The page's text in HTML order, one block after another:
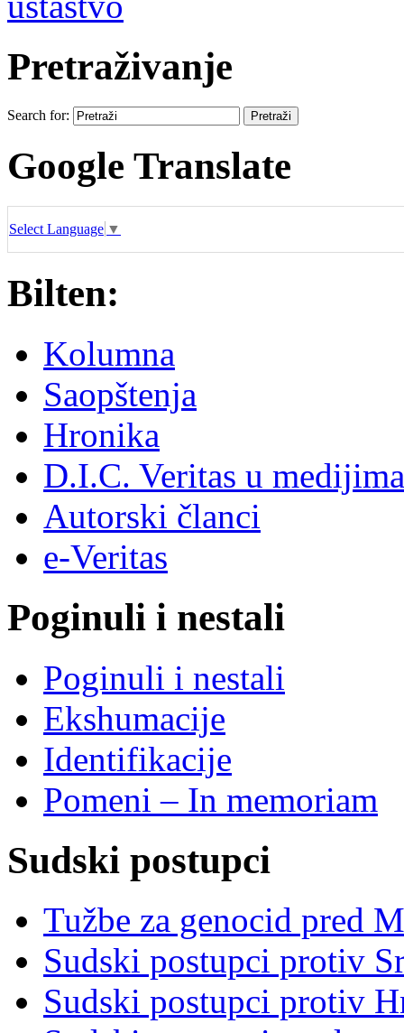
Pretraživanje
Search for:
Google Translate
Select Language ▼
Bilten:
Kolumna
Saopštenja
Hronika
D.I.C. Veritas u medijima
Autorski članci
e-Veritas
Poginuli i nestali
Poginuli i nestali
Ekshumacije
Identifikacije
Pomeni – In memoriam
Sudski postupci
Tužbe za genocid pred
Sudski postupci protiv
Sudski postupci protiv